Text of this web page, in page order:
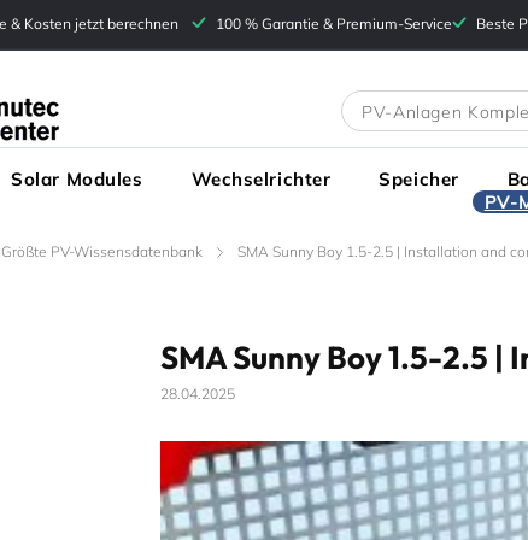
& Kosten jetzt berechnen 100 % Garantie & Premium-Service Beste
Solar Modules Wechselrichter Speicher
PV-
Größte PV-Wissensdatenbank SMA Sunny Boy 1.5-2.5 | Installation and
SMA Sunny Boy 1.5-2.5
28.04.2025